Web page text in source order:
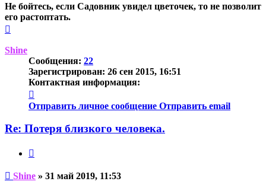
Не бойтесь, если Садовник увидел цветочек, то не позволит
его растоптать.
началу
Shine
Сообщения: 22
Зарегистрирован: 26 сен 2015, 16:51
Контактная информация:
информация
пользователя
Отправить личное сообщение Отправить email
Re: Потеря близкого человека.
Непрочитанное
Shine » 31 май 2019, 11:53